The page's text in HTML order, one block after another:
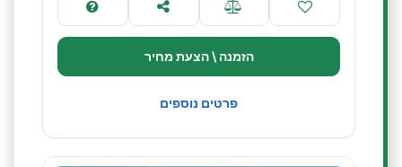
הזמנה \ הצעת מחיר
פרטים נוספים